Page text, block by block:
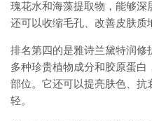
瑰花水和海藻提取物，能够深
还可以收缩毛孔、改善皮肤质
排名第四的是雅诗兰黛特润
多种珍贵植物成分和胶原蛋
部位。它还可以提亮肤色、
轻。